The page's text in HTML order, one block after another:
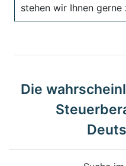
stehen wir Ihnen gerne
Die